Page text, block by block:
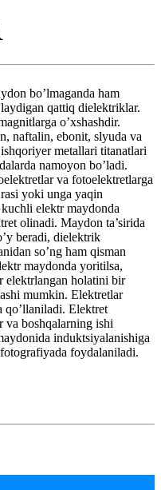
bo’lmaganda ham
qattiq dielektriklar.
o’xshashdir.
naftalin, ebonit, slyuda va
metallari titanatlari
namoyon bo’ladi.
va fotoelektretlarga
yoki unga yaqin
elektr maydonda
olinadi. Maydon ta’sirida
beradi, dielektrik
so’ng ham qisman
maydonda yoritilsa,
elektrlangan holatini bir
mumkin. Elektretlar
qo’llaniladi. Elektret
boshqalarning ishi
induktsiyalanishiga
foydalaniladi.